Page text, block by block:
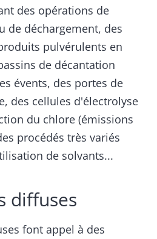
des opérations de
de déchargement, des
pulvérulents en
de décantation
évents, des portes de
des cellules d'électrolyse
du chlore (émissions
procédés très variés
de solvants...
diffuses
font appel à des